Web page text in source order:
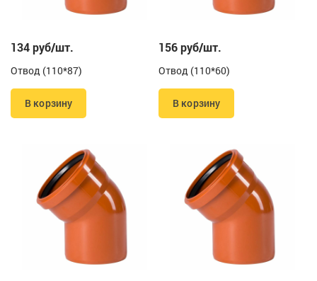
134 руб/шт.
Отвод (110*87)
В корзину
156 руб/шт.
Отвод (110*60)
В корзину